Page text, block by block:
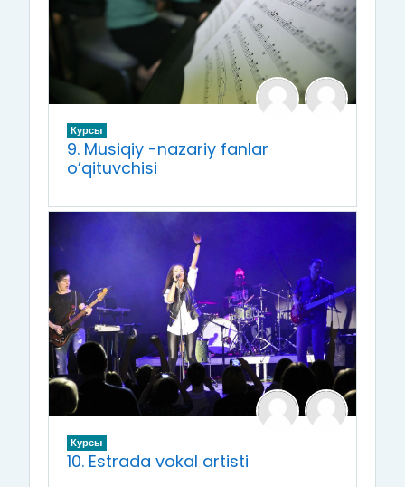
Курсы
9. Musiqiy -nazariy fanlar
o’qituvchisi
Курсы
10. Estrada vokal artisti